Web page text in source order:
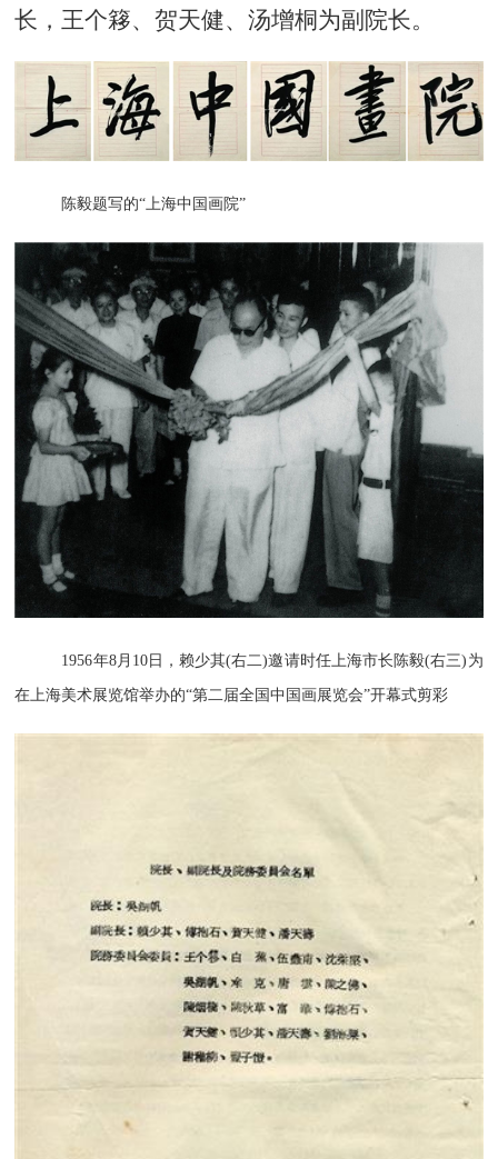
长，王个簃、贺天健、汤增桐为副院长。
陈毅题写的“上海中国画院”
1956年8月10日，赖少其(右二)邀请时任上海市长陈毅(右三)为
在上海美术展览馆举办的“第二届全国中国画展览会”开幕式剪彩